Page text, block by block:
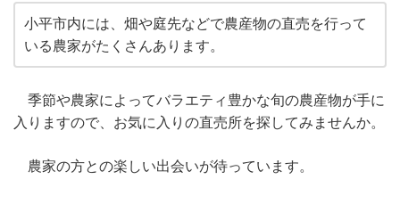
小平市内には、畑や庭先などで農産物の直売を行って
いる農家がたくさんあります。
季節や農家によってバラエティ豊かな旬の農産物が手に
入りますので、お気に入りの直売所を探してみませんか。
農家の方との楽しい出会いが待っています。